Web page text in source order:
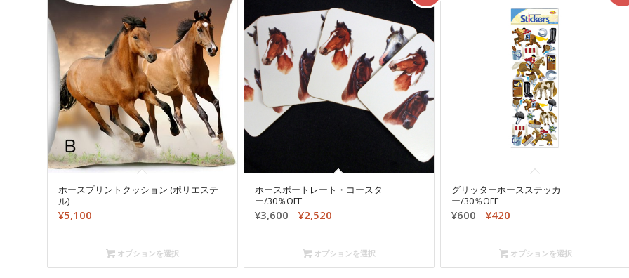
ホースプリントクッション (ポリエステ
ル)
¥5,100
オプションを選択
ホースポートレート・コースタ
ー/30％OFF
¥3,600
元
格
¥2,520現
の
価
オプションを選択
グリッターホースステッカ
ー/30％OFF
¥600
元
格
¥420現
の
価
オプションを選択